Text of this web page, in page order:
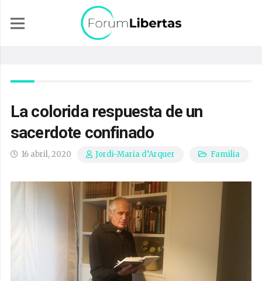
La colorida respuesta de un
sacerdote confinado
16 abril, 2020 Jordi-Maria d’Arquer Familia